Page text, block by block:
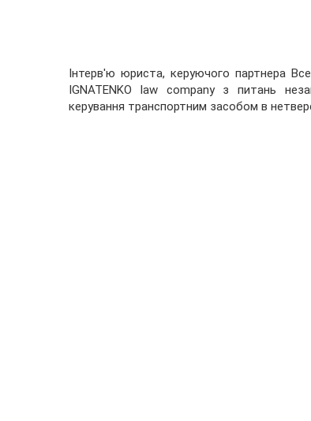
Інтерв'ю юриста, керуючого партнера
IGNATENKO law company з питань
керування транспортним засобом в